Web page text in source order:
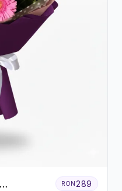
RON289